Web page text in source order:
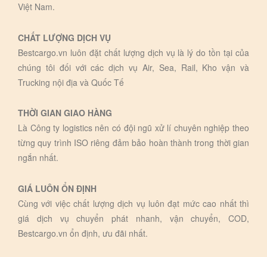
Việt Nam.
CHẤT LƯỢNG DỊCH VỤ
Bestcargo.vn luôn đặt chất lượng dịch vụ là lý do tồn tại của
chúng tôi đối với các dịch vụ Air, Sea, Rail, Kho vận và
Trucking nội địa và Quốc Tế
THỜI GIAN GIAO HÀNG
Là Công ty logistics nên có đội ngũ xử lí chuyên nghiệp theo
từng quy trình ISO riêng đảm bảo hoàn thành trong thời gian
ngắn nhất.
GIÁ LUÔN ỔN ĐỊNH
Cùng với việc chất lượng dịch vụ luôn đạt mức cao nhất thì
giá dịch vụ chuyển phát nhanh, vận chuyển, COD,
Bestcargo.vn ổn định, ưu đãi nhất.